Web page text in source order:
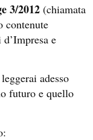
3/2012 (chiamata
contenute
e
adesso
futuro e quello